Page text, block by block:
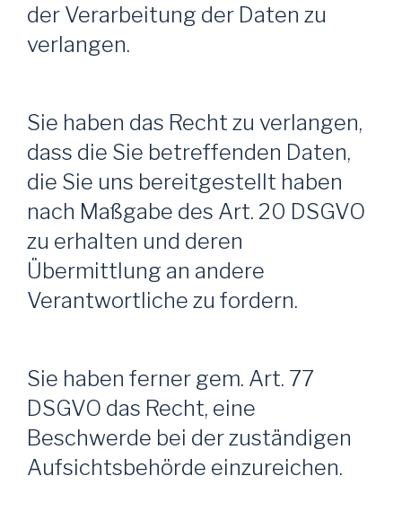
der Verarbeitung der Daten zu
verlangen.
Sie haben das Recht zu verlangen,
dass die Sie betreffenden Daten,
die Sie uns bereitgestellt haben
nach Maßgabe des Art. 20 DSGVO
zu erhalten und deren
Übermittlung an andere
Verantwortliche zu fordern.
Sie haben ferner gem. Art. 77
DSGVO das Recht, eine
Beschwerde bei der zuständigen
Aufsichtsbehörde einzureichen.